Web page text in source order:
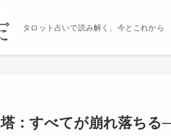
タロット占いで読み解く、今とこれから
塔：すべてが崩れ落ちる